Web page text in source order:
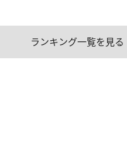
ランキング一覧を見る